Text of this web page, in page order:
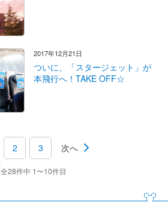
2017年12月21日
ついに、「スタージェット」が
本飛行へ！TAKE OFF☆
2 3 次へ
全28件中 1〜10件目